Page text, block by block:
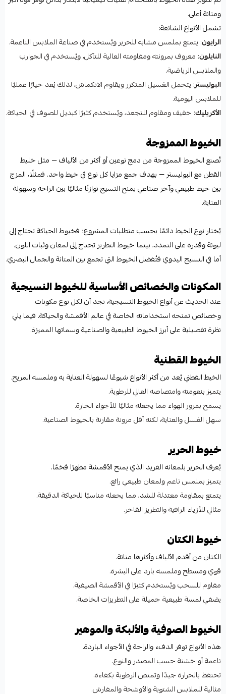
ومتانة أعلى.
تشمل الأنواع الشائعة:
الرايون: يتمتع بملمس مشابه للحرير ويُستخدم في صناعة الملابس الناعمة.
النايلون: معروف بمرونته ومقاومته العالية للتآكل، ويُستخدم في الجوارب
والملابس الرياضية.
البوليستر: يتحمل الغسيل المتكرر ويقاوم الانكماش، لذلك يُعد خيارًا عمليًا
للملابس اليومية.
الأكريليك: خفيف ومقاوم للتجعد، ويُستخدم كثيرًا كبديل للصوف في الحياكة.
الخيوط الممزوجة
تُصنع الخيوط الممزوجة من دمج نوعين أو أكثر من الألياف — مثل خليط
القطن مع البوليستر — بهدف جمع مزايا كل نوع في خيط واحد. فمثلًا، المزج
بين خيط طبيعي وآخر صناعي يمنح النسيج توازنًا مثاليًا بين الراحة وسهولة
العناية.
يُختار نوع الخيط دائمًا بحسب متطلبات المشروع؛ فخيوط الحياكة تحتاج إلى
ليونة وقدرة على التمدد، بينما خيوط التطريز تحتاج إلى لمعان وثبات اللون،
أما في النسيج اليدوي فتُفضل الخيوط التي تجمع بين المتانة والجمال البصري.
المكونات والخصائص الأساسية للخيوط النسيجية
عند الحديث عن أنواع الخيوط النسيجية، نجد أن لكل نوع مكونات
وخصائص تمنحه استخداماته الخاصة في عالم الأقمشة والحياكة. فيما يلي
نظرة تفصيلية على أبرز الخيوط الطبيعية والصناعية وسماتها المميزة.
الخيوط القطنية
الخيط القطني يُعد من أكثر الأنواع شيوعًا لسهولة العناية به وملمسه المريح.
يتميز بنعومته وامتصاصه العالي للرطوبة.
يسمح بمرور الهواء مما يجعله مثاليًا للأجواء الحارة.
سهل الغسل والعناية، لكنه أقل مرونة مقارنة بالخيوط الصناعية.
خيوط الحرير
يُعرف الحرير بلمعانه الفريد الذي يمنح الأقمشة مظهرًا فخمًا.
يتميز بملمس ناعم ولمعان طبيعي رائع.
يتمتع بمقاومة معتدلة للشد، مما يجعله مناسبًا للحياكة الدقيقة.
مثالي للأزياء الراقية والتطريز الفاخر.
خيوط الكتان
الكتان من أقدم الألياف وأكثرها متانة.
قوي ومسطح وملمسه بارد على البشرة.
مقاوم للسحب ويُستخدم كثيرًا في الأقمشة الصيفية.
يضفي لمسة طبيعية جميلة على التطريزات الخاصة.
الخيوط الصوفية والألبكة والموهير
هذه الأنواع توفر الدفء والراحة في الأجواء الباردة.
ناعمة أو خشنة حسب المصدر والنوع.
تحتفظ بالحرارة جيدًا وتمتص الرطوبة بكفاءة.
مثالية للملابس الشتوية والأوشحة والمفارش.